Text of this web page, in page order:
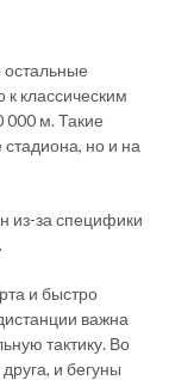
остальные
классическим
000 м. Такие
но и на
из-за специфики
и быстро
важна
тактику. Во
и бегуны